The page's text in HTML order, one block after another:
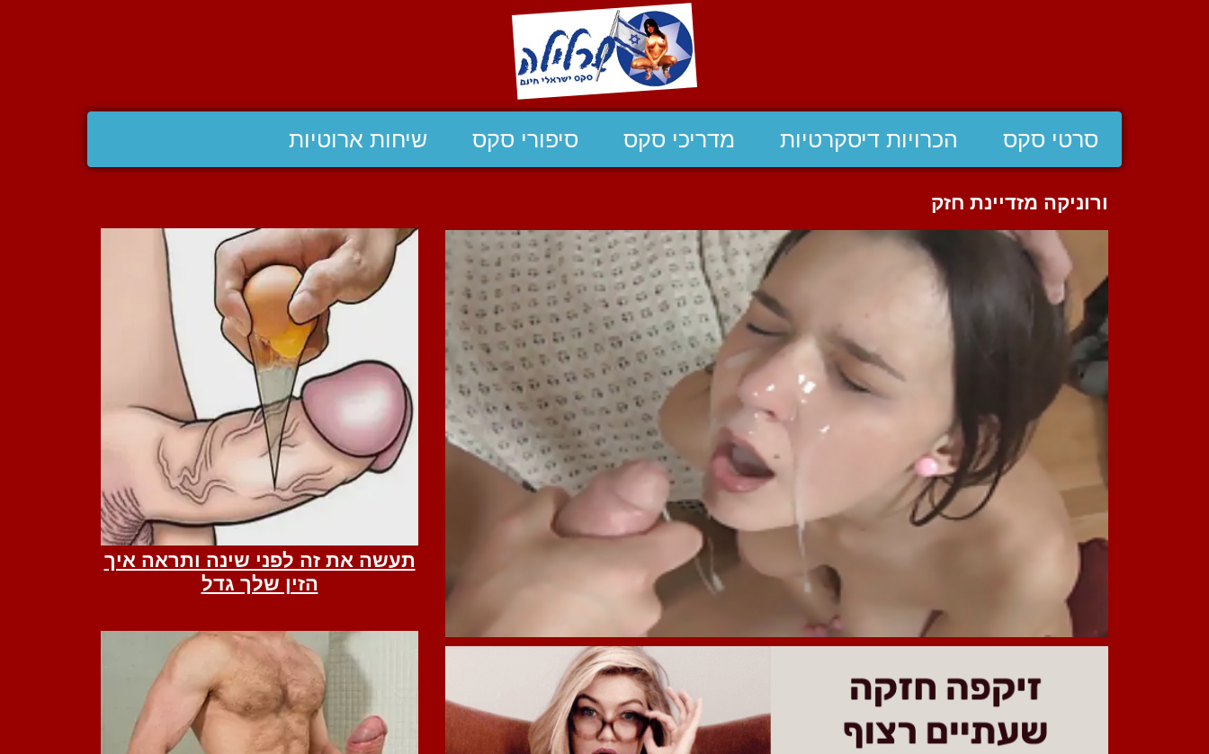
סרטי סקס הכרויות דיסקרטיות מדריכי סקס סיפורי סקס שיחות ארוטיות
ורוניקה מזדיינת חזק